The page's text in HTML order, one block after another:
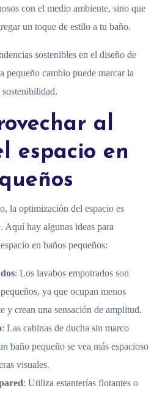
con el medio ambiente, sino que
un toque de estilo a tu baño.
sostenibles en el diseño de
pequeño cambio puede marcar la
al
espacio en
la optimización del espacio es
Aquí hay algunas ideas para
en baños pequeños:
: Los lavabos empotrados son
ya que ocupan menos
y crean una sensación de amplitud.
: Las cabinas de ducha sin marco
baño pequeño se vea más espacioso
visuales.
: Utiliza estanterías flotantes o